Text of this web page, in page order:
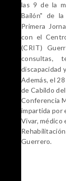
las 9 de la
Bailón" de
Primera
con el
(CRIT)
consultas,
discapacidad
Además, el 28
de Cabildo
Conferencia
impartida por
Vivar, médico
Guerrero.